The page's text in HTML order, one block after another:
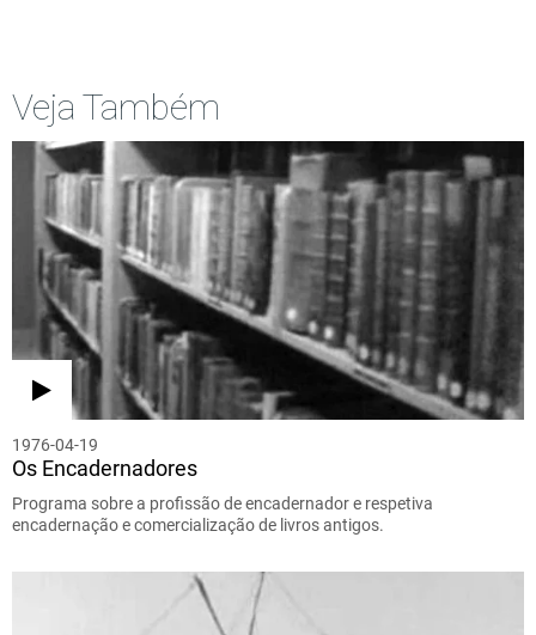
Veja Também
1976-04-19
Os Encadernadores
Programa sobre a profissão de encadernador e respetiva
encadernação e comercialização de livros antigos.